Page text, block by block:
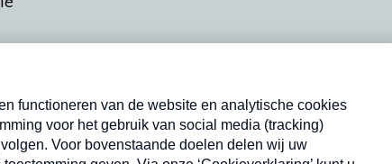
Nieuwsbrief
Neem hier een gratis abonnement op onze